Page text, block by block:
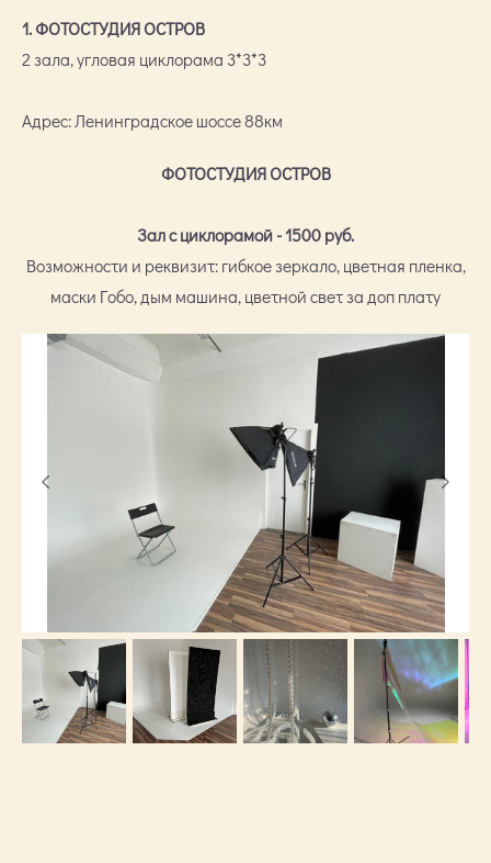
1. ФОТОСТУДИЯ ОСТРОВ
2 зала, угловая циклорама 3*3*3
Адрес: Ленинградское шоссе 88км
ФОТОСТУДИЯ ОСТРОВ
Зал с циклорамой - 1500 руб.
Возможности и реквизит: гибкое зеркало, цветная пленка,
маски Гобо, дым машина, цветной свет за доп плату